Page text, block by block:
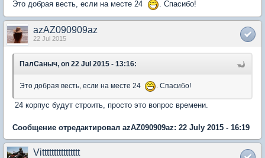
Это добрая весть, если на месте 24 . Спасибо!
azAZ090909az
22 Jul 2015
ПалСаныч, on 22 Jul 2015 - 13:16:
Это добрая весть, если на месте 24 . Спасибо!
24 корпус будут строить, просто это вопрос времени.
Сообщение отредактировал azAZ090909az: 22 July 2015 - 16:19
Vitttttttttttttttt